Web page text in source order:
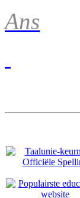
Ans